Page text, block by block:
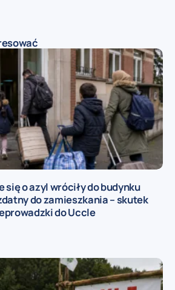
się o azyl wróciły do budynku
do zamieszkania – skutek
do Uccle